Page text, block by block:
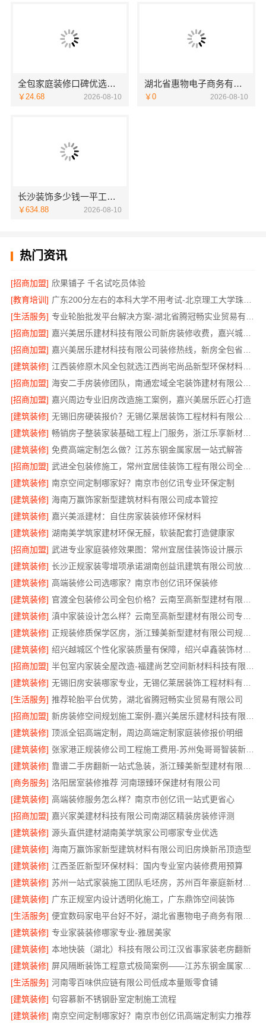
全包家庭装修口碑优选报价明细——福建尚艺空间新材料科技有限公司
￥24.68 2026-08-10
湖北省惠物电子商务有限公司：畅销生鲜食品软件功能解析
￥0 2026-08-10
长沙装饰多少钱一平工期保障——湖南创益讯建筑有限公司
￥634.88 2026-08-10
热门资讯
[招商加盟] 欣果铺子 千名试吃员体验
[教育培训]
广东200分左右的本科大学不用考试-北京理工大学珠海学院继续教育学院
[生活服务]
[招商加盟]
嘉兴美居乐建材科技有限公司新房装修收费，嘉兴城区正规透明
[招商加盟]
[建筑装修]
江西装修原木风全包就选江西尚宅尚品新型环保材料有限公司
[招商加盟]
海安二手房装修团队，南通宏域全宅装饰建材有限公司放心托付
[招商加盟] 嘉兴周边专业旧房改造施工案例，嘉兴美居乐匠心打造
[建筑装修]
无锡旧房硬装报价？无锡亿莱居装饰工程材料有限公司基装方案
[建筑装修]
畅销房子整装家装基础工程上门服务，浙江乐享新材料有限公司全程管控
[建筑装修] 免费高端定制怎么做？江苏东钢金属家居一站式解答
[招商加盟]
武进全包装修施工，常州宜居佳装饰工程有限公司全程托管省心
[建筑装修] 南京空间定制哪家好？南京市创亿讯专业环保定制
[建筑装修] 海南万赢饰家新型建筑材料有限公司成本管控
[建筑装修] 嘉兴美派建材：自住房家装装修环保材料
[建筑装修] 湖南美学筑家建材环保无醛，软装配套打造健康家
[招商加盟] 武进专业家庭装修效果图：常州宜居佳装饰设计展示
[建筑装修]
长沙正规家装零增项承诺湖南创益讯建筑有限公司放心装修
[建筑装修] 高端装修公司选哪家？南京市创亿讯环保装修
[建筑装修]
[建筑装修]
[建筑装修]
[建筑装修]
绍兴越城区个性化家装质量有保障，绍兴卓鑫装饰材料有限公司匠心呈现
[招商加盟]
[建筑装修]
[生活服务] 推荐轮胎平台优势，湖北省腾冠畅实业贸易有限公司
[招商加盟]
[建筑装修] 顶派全铝高端定制，周边高端定制家庭装修报价明细
[建筑装修]
张家港正规装修公司工程施工费用-苏州兔哥哥智装新材料有限公司
[建筑装修]
[商务服务] 洛阳居室装修推荐 河南璟臻环保建材有限公司
[建筑装修] 高端装修服务怎么样？南京市创亿讯一站式更省心
[招商加盟] 嘉兴家美建材科技有限公司南湖区精装房装修评测
[建筑装修] 源头直供建材湖南美学筑家公司哪家专业优选
[建筑装修] 海南万赢饰家新型建筑材料有限公司旧房焕新吊顶造型
[建筑装修] 江西圣匠新型环保材料：国内专业室内装修费用预算
[建筑装修]
苏州一站式家装施工团队毛坯房，苏州百年豪庭新材料有限公司
[建筑装修] 广东正规室内设计透明化施工，广东鼎饰空间装饰
[生活服务]
[建筑装修] 专业家装装修哪家专业-雅居美家
[建筑装修] 本地快装（湖北）科技有限公司江汉省事家装老房翻新
[建筑装修]
[生活服务] 河南零百味供应链有限公司低成本量贩零食铺
[建筑装修] 句容慕新不锈钢卧室定制施工流程
[建筑装修] 南京空间定制哪家好？南京市创亿讯高端定制实力推荐